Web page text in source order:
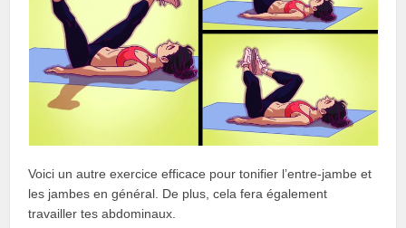
Voici un autre exercice efficace pour tonifier l’entre-jambe et
les jambes en général. De plus, cela fera également
travailler tes abdominaux.